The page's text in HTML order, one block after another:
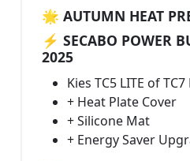
🌟 AUTUMN HEAT
⚡ SECABO POWER
2025
Kies TC5 LITE of TC7
+ Heat Plate Cover
+ Silicone Mat
+ Energy Saver